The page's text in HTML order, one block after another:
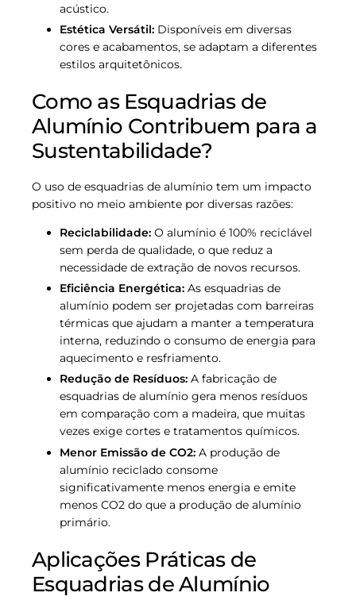
acústico.
Estética Versátil: Disponíveis em diversas
cores e acabamentos, se adaptam a diferentes
estilos arquitetônicos.
Como as Esquadrias de
Alumínio Contribuem para a
Sustentabilidade?
O uso de esquadrias de alumínio tem um impacto
positivo no meio ambiente por diversas razões:
Reciclabilidade: O alumínio é 100% reciclável
sem perda de qualidade, o que reduz a
necessidade de extração de novos recursos.
Eficiência Energética: As esquadrias de
alumínio podem ser projetadas com barreiras
térmicas que ajudam a manter a temperatura
interna, reduzindo o consumo de energia para
aquecimento e resfriamento.
Redução de Resíduos: A fabricação de
esquadrias de alumínio gera menos resíduos
em comparação com a madeira, que muitas
vezes exige cortes e tratamentos químicos.
Menor Emissão de CO2: A produção de
alumínio reciclado consome
significativamente menos energia e emite
menos CO2 do que a produção de alumínio
primário.
Aplicações Práticas de
Esquadrias de Alumínio